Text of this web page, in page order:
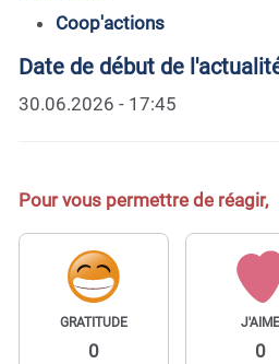
Coop'actions
Date de début de
30.06.2026 - 17:45
Pour vous permettre de réagir,
GRATITUDE
0
J'AIME
0